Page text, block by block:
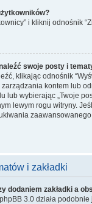
i kliknij odnośnik
swoje posty i
klikając odnośnik
kontem lub
lub wybierając „Twoje
lewym rogu witryny.
i zakładki
dodaniem zakładki a
3.0 działa